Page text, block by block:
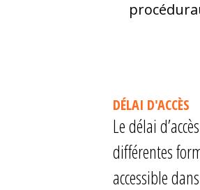
DÉLAI D'ACCÈS
Le délai
différentes
accessible